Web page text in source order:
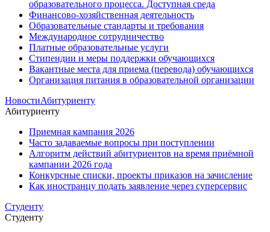
образовательного процесса. Доступная среда
Финансово-хозяйственная деятельность
Образовательные стандарты и требования
Международное сотрудничество
Платные образовательные услуги
Стипендии и меры поддержки обучающихся
Вакантные места для приема (перевода) обучающихся
Организация питания в образовательной организации
НовостиАбитуриенту
Абитуриенту
Приемная кампания 2026
Часто задаваемые вопросы при поступлении
Алгоритм действий абитуриентов на время приёмной
кампании 2026 года
Конкурсные списки, проекты приказов на зачисление
Как иностранцу подать заявление через суперсервис
Студенту
Студенту